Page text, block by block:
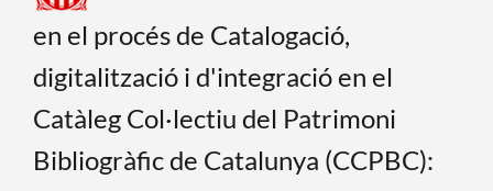
en el procés de Catalogació,
digitalització i d'integració en el
Catàleg Col·lectiu del Patrimoni
Bibliogràfic de Catalunya (CCPBC):